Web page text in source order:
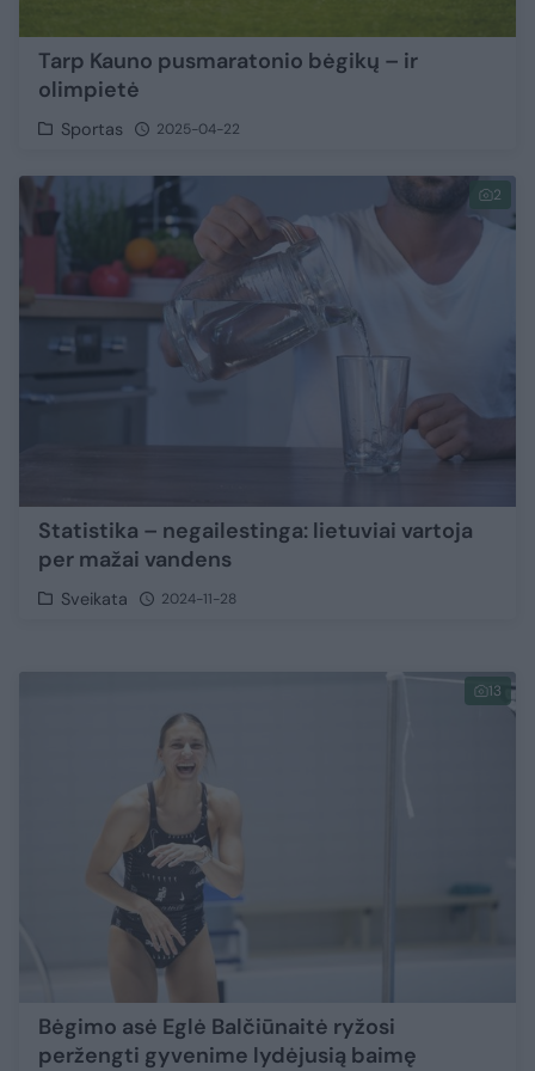
Tarp Kauno pusmaratonio bėgikų – ir
olimpietė
Sportas 2025-04-22
2
Statistika – negailestinga: lietuviai vartoja
per mažai vandens
Sveikata 2024-11-28
13
Bėgimo asė Eglė Balčiūnaitė ryžosi
peržengti gyvenime lydėjusią baimę